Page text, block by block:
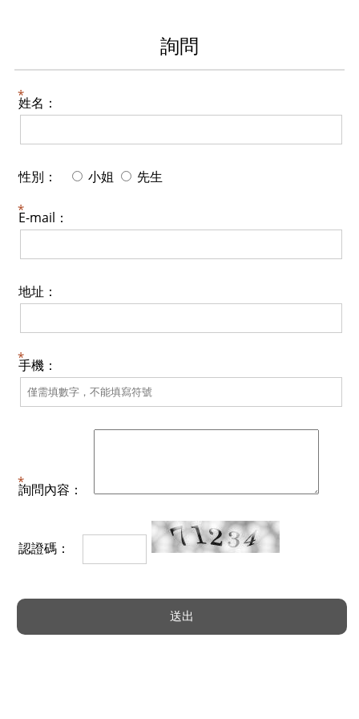
詢問
姓名：
性別： 小姐 先生
E-mail：
地址：
手機：
詢問內容：
認證碼：